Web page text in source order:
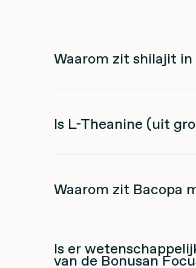
Waarom zit shilajit
Is L-Theanine (uit
Waarom zit Bacopa
Is er
van de Bonusan